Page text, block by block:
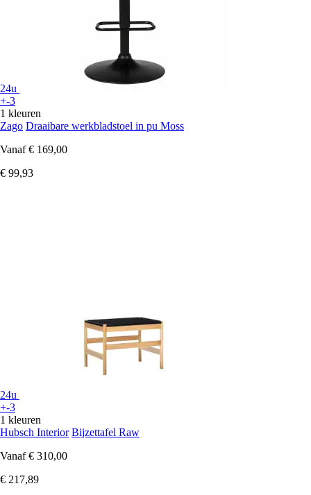
24u
+-3
1 kleuren
Zago Draaibare werkbladstoel in pu Moss
Vanaf € 169,00
€ 99,93
24u
+-3
1 kleuren
Hubsch Interior Bijzettafel Raw
Vanaf € 310,00
€ 217,89